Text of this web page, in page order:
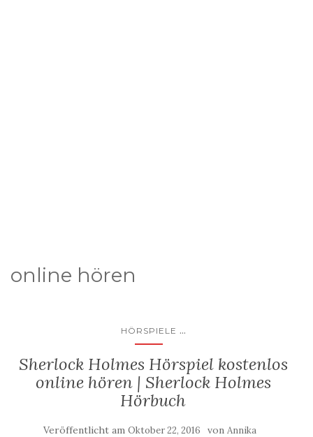
online hören
HÖRSPIELE ...
Sherlock Holmes Hörspiel kostenlos
online hören | Sherlock Holmes
Hörbuch
Veröffentlicht am Oktober 22, 2016 von Annika